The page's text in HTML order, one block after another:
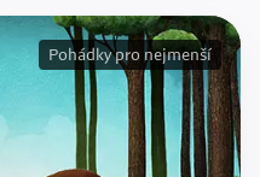
Pohádky pro nejmenší